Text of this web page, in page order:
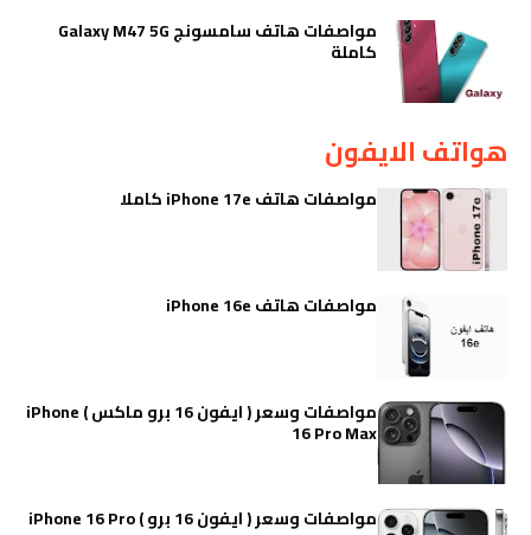
مواصفات هاتف سامسونج Galaxy M47 5G
كاملة
هواتف الايفون
مواصفات هاتف iPhone 17e كاملا
مواصفات هاتف iPhone 16e
مواصفات وسعر ( ايفون 16 برو ماكس ) iPhone
16 Pro Max
مواصفات وسعر ( ايفون 16 برو ) iPhone 16 Pro